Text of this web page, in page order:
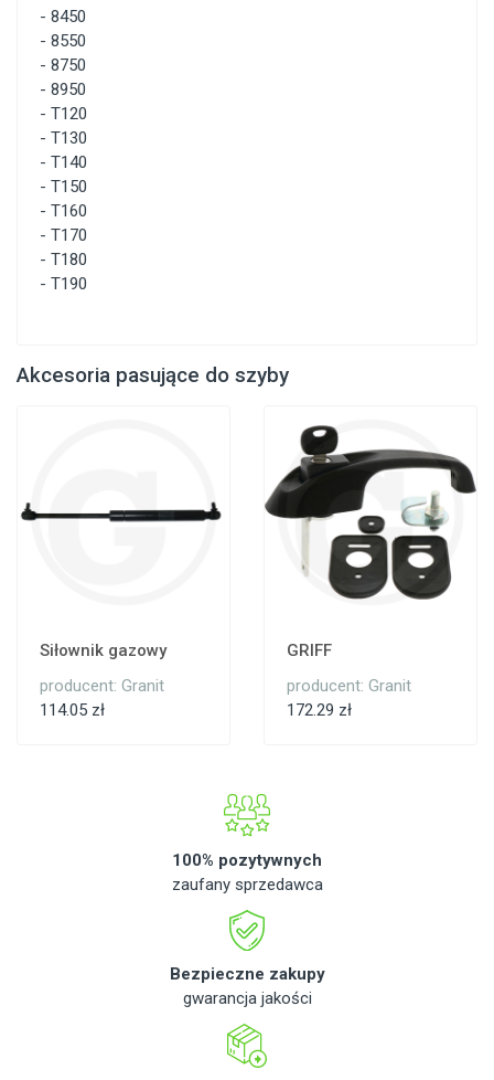
- 8450
- 8550
- 8750
- 8950
- T120
- T130
- T140
- T150
- T160
- T170
- T180
- T190
Akcesoria pasujące do szyby
Siłownik gazowy
producent: Granit
114.05 zł
GRIFF
producent: Granit
172.29 zł
100% pozytywnych
zaufany sprzedawca
Bezpieczne zakupy
gwarancja jakości